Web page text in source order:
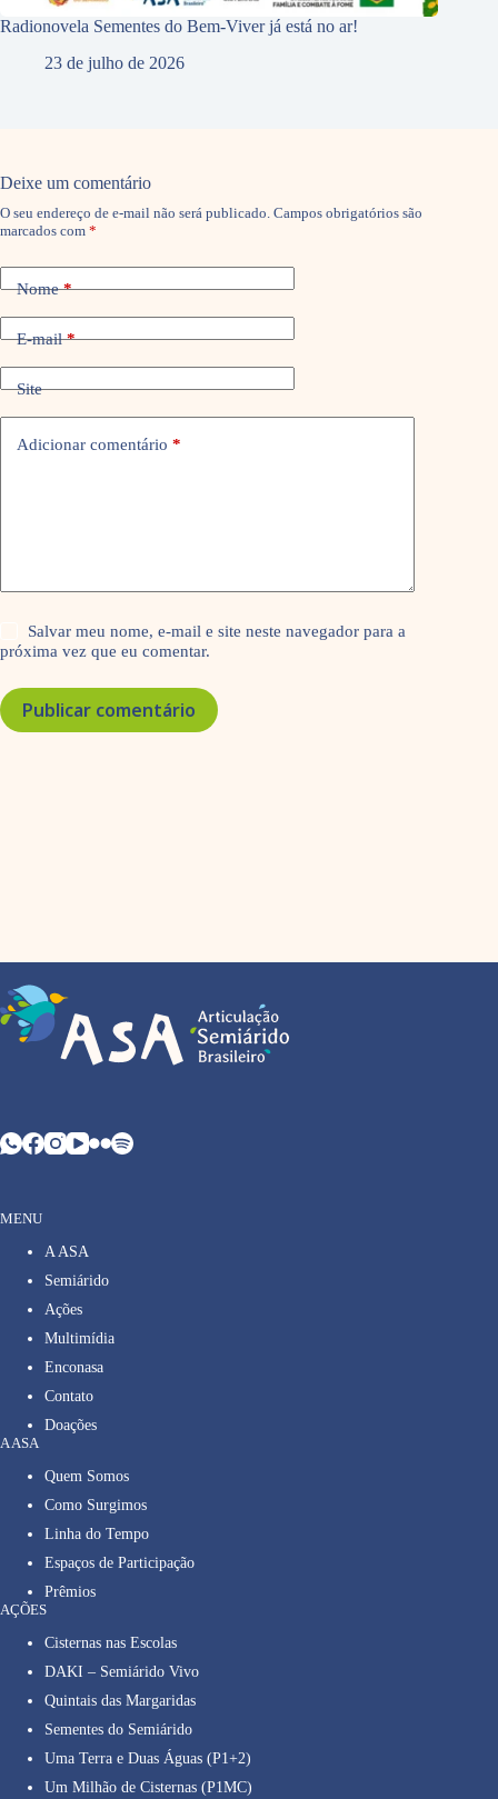
Radionovela Sementes do Bem-Viver já está no ar!
23 de julho de 2026
Deixe um comentário
O seu endereço de e-mail não será publicado. Campos obrigatórios são
marcados com *
Nome*
E-mail*
Site
Adicionar comentário *
Salvar meu nome, e-mail e site neste navegador para a
próxima vez que eu comentar.
Publicar comentário
MENU
A ASA
Semiárido
Ações
Multimídia
Enconasa
Contato
Doações
A ASA
Quem Somos
Como Surgimos
Linha do Tempo
Espaços de Participação
Prêmios
AÇÕES
Cisternas nas Escolas
DAKI – Semiárido Vivo
Quintais das Margaridas
Sementes do Semiárido
Uma Terra e Duas Águas (P1+2)
Um Milhão de Cisternas (P1MC)